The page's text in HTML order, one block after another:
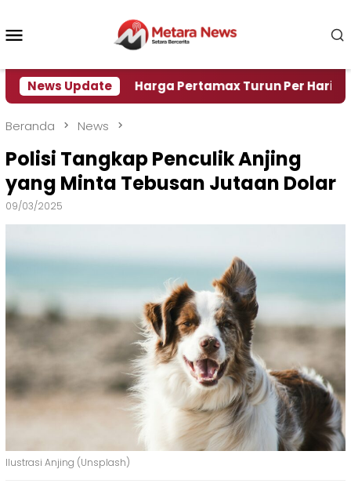
konten
News Update
Air Harga Pertamax Turun Per Hari Ini, Segini
Beranda News
Polisi Tangkap Penculik Anjing
yang Minta Tebusan Jutaan Dolar
09/03/2025
Ilustrasi Anjing (Unsplash)